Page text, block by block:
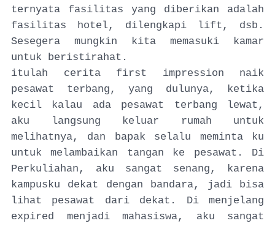
ternyata fasilitas yang diberikan adalah
fasilitas hotel, dilengkapi lift, dsb.
Sesegera mungkin kita memasuki kamar
untuk beristirahat.
itulah cerita first impression naik
pesawat terbang, yang dulunya, ketika
kecil kalau ada pesawat terbang lewat,
aku langsung keluar rumah untuk
melihatnya, dan bapak selalu meminta ku
untuk melambaikan tangan ke pesawat. Di
Perkuliahan, aku sangat senang, karena
kampusku dekat dengan bandara, jadi bisa
lihat pesawat dari dekat. Di menjelang
expired menjadi mahasiswa, aku sangat